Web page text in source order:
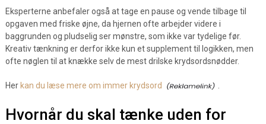
Eksperterne anbefaler også at tage en pause og vende tilbage til
opgaven med friske øjne, da hjernen ofte arbejder videre i
baggrunden og pludselig ser mønstre, som ikke var tydelige før.
Kreativ tænkning er derfor ikke kun et supplement til logikken, men
ofte nøglen til at knække selv de mest drilske krydsordsnødder.
Her kan du læse mere om immer krydsord
Hvornår du skal tænke uden for